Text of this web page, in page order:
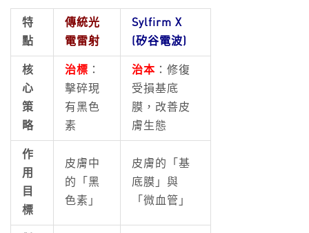
特
點
傳統光
電雷射
Sylfirm X
(矽谷電波)
核
心
策
略
治標 ：
擊碎現
有黑色
素
治本 ：修復
受損基底
膜，改善皮
膚生態
作
用
目
標
皮膚中
的「黑
色素」
皮膚的「基
底膜」與
「微血管」